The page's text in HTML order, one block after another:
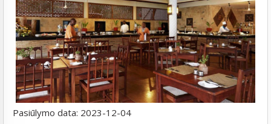
Pasiūlymo data: 2023-12-04